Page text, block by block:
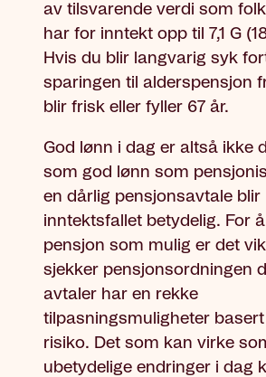
av tilsvarende verdi som
har for inntekt opp til 7,1 G
Hvis du blir langvarig syk
sparingen til alderspensjon
blir frisk eller fyller 67 år.
God lønn i dag er altså ikke
som god lønn som
en dårlig pensjonsavtale blir
inntektsfallet betydelig. For
pensjon som mulig er det
sjekker pensjonsordningen
avtaler har en rekke
tilpasningsmuligheter
risiko. Det som kan virke
ubetydelige endringer i dag